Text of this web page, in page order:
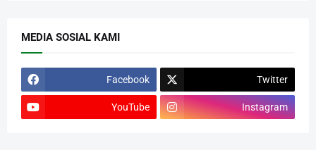
MEDIA SOSIAL KAMI
Facebook Twitter
YouTube Instagram